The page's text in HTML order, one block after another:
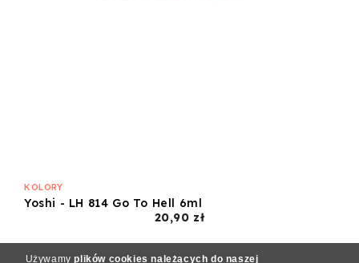
KOLORY
Yoshi - LH 814 Go To Hell 6ml
20,90 złCena
Używamy plików cookies należących do naszej